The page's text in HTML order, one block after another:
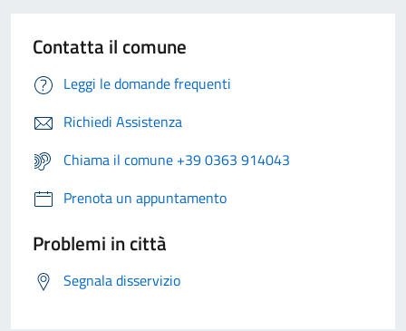
Contatta il comune
Leggi le domande frequenti
Richiedi Assistenza
Chiama il comune +39 0363 914043
Prenota un appuntamento
Problemi in città
Segnala disservizio